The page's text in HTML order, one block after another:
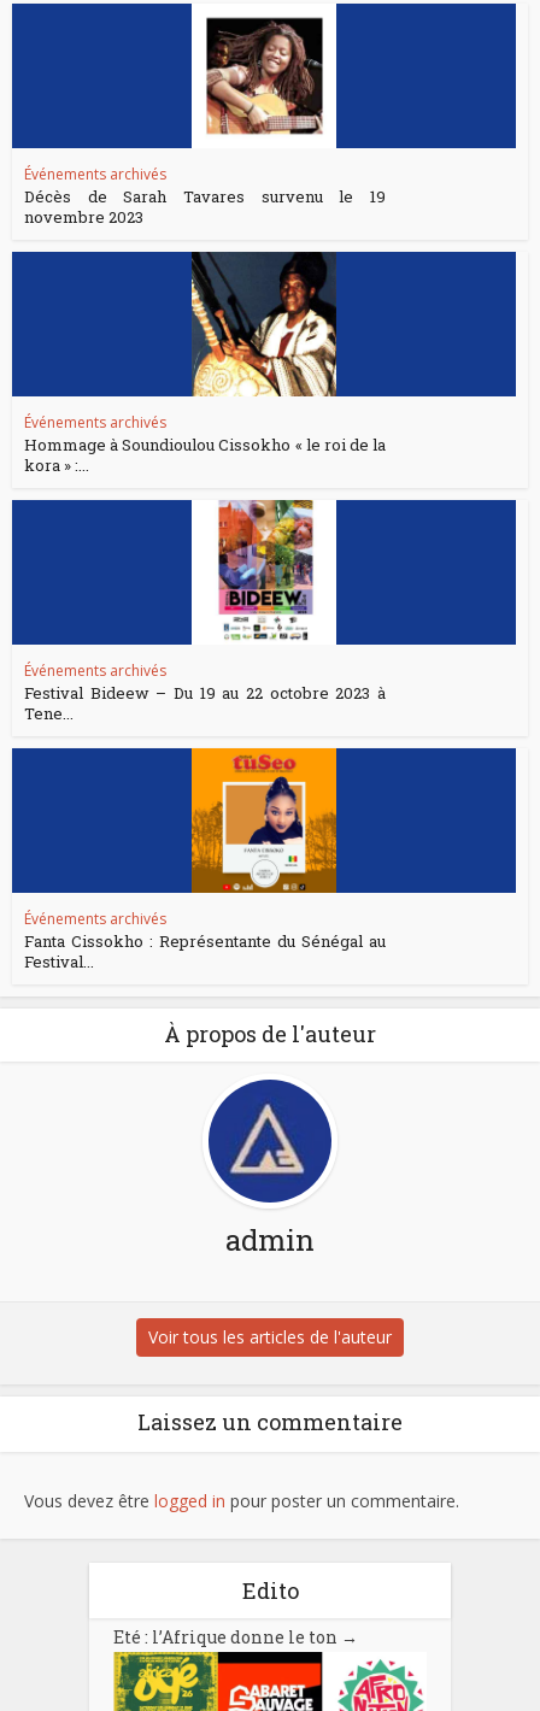
Événements archivés
Décès de Sarah Tavares survenu le 19
novembre 2023
Événements archivés
Hommage à Soundioulou Cissokho « le roi de la
kora » :...
Événements archivés
Festival Bideew – Du 19 au 22 octobre 2023 à
Tene...
Événements archivés
Fanta Cissokho : Représentante du Sénégal au
Festival...
À propos de l'auteur
admin
Voir tous les articles de l'auteur
Laissez un commentaire
Vous devez être logged in pour poster un commentaire.
Edito
Eté : l’Afrique donne le ton →